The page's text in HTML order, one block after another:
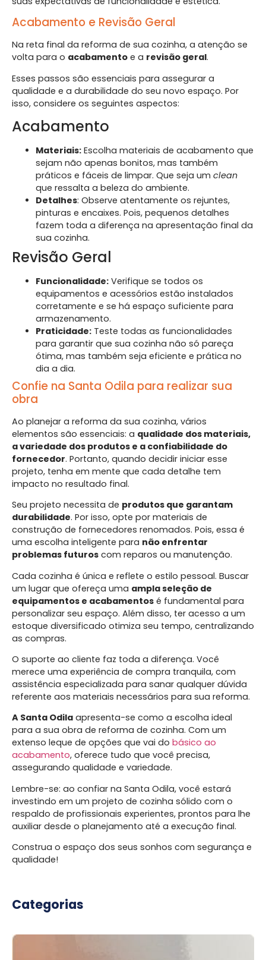
Acabamento e Revisão Geral
Na reta final da reforma de sua cozinha, a atenção se
volta para o acabamento e a revisão geral.
Esses passos são essenciais para assegurar a
qualidade e a durabilidade do seu novo espaço. Por
isso, considere os seguintes aspectos:
Acabamento
Materiais: Escolha materiais de acabamento que
sejam não apenas bonitos, mas também
práticos e fáceis de limpar. Que seja um clean
que ressalta a beleza do ambiente.
Detalhes: Observe atentamente os rejuntes,
pinturas e encaixes. Pois, pequenos detalhes
fazem toda a diferença na apresentação final da
sua cozinha.
Revisão Geral
Funcionalidade: Verifique se todos os
equipamentos e acessórios estão instalados
corretamente e se há espaço suficiente para
armazenamento.
Praticidade: Teste todas as funcionalidades
para garantir que sua cozinha não só pareça
ótima, mas também seja eficiente e prática no
dia a dia.
Confie na Santa Odila para realizar sua
obra
Ao planejar a reforma da sua cozinha, vários
elementos são essenciais: a qualidade dos materiais,
a variedade dos produtos e a confiabilidade do
fornecedor. Portanto, quando decidir iniciar esse
projeto, tenha em mente que cada detalhe tem
impacto no resultado final.
Seu projeto necessita de produtos que garantam
durabilidade. Por isso, opte por materiais de
construção de fornecedores renomados. Pois, essa é
uma escolha inteligente para não enfrentar
problemas futuros com reparos ou manutenção.
Cada cozinha é única e reflete o estilo pessoal. Buscar
um lugar que ofereça uma ampla seleção de
equipamentos e acabamentos é fundamental para
personalizar seu espaço. Além disso, ter acesso a um
estoque diversificado otimiza seu tempo, centralizando
as compras.
O suporte ao cliente faz toda a diferença. Você
merece uma experiência de compra tranquila, com
assistência especializada para sanar qualquer dúvida
referente aos materiais necessários para sua reforma.
A Santa Odila apresenta-se como a escolha ideal
para a sua obra de reforma de cozinha. Com um
extenso leque de opções que vai do básico ao
acabamento, oferece tudo que você precisa,
assegurando qualidade e variedade.
Lembre-se: ao confiar na Santa Odila, você estará
investindo em um projeto de cozinha sólido com o
respaldo de profissionais experientes, prontos para lhe
auxiliar desde o planejamento até a execução final.
Construa o espaço dos seus sonhos com segurança e
qualidade!
Categorias